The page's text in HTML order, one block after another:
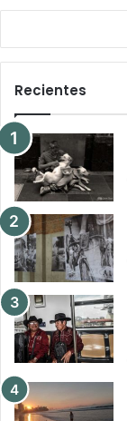
Recientes